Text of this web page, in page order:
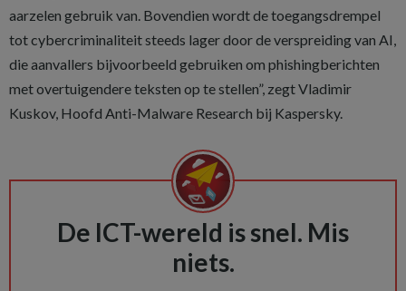
aarzelen gebruik van. Bovendien wordt de toegangsdrempel
tot cybercriminaliteit steeds lager door de verspreiding van AI,
die aanvallers bijvoorbeeld gebruiken om phishingberichten
met overtuigendere teksten op te stellen”, zegt Vladimir
Kuskov, Hoofd Anti-Malware Research bij Kaspersky.
De ICT-wereld is snel. Mis
niets.